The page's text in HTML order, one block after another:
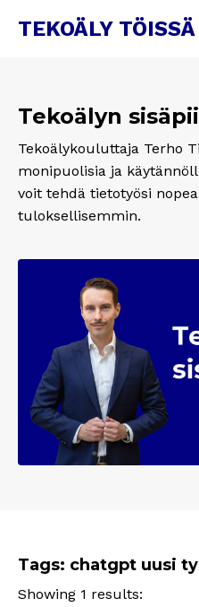
TEKOÄLY TÖISSÄ
Tekoälyn
Tekoälykouluttaja Terho
monipuolisia ja
voit tehdä tietotyösi
tuloksellisemmin.
Tags: chatgpt uusi
Showing 1 results: